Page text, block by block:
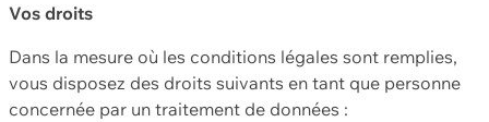
Vos droits
Dans la mesure où les conditions légales sont remplies,
vous disposez des droits suivants en tant que personne
concernée par un traitement de données :